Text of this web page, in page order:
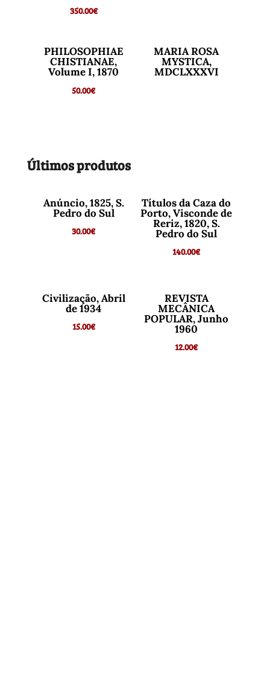
350.00€
PHILOSOPHIAE
CHISTIANAE,
Volume I, 1870
50.00€
MARIA ROSA
MYSTICA,
MDCLXXXVI
Últimos produtos
Anúncio, 1825, S.
Pedro do Sul
30.00€
Títulos da Caza do
Porto, Visconde de
Reriz, 1820, S.
Pedro do Sul
140.00€
Civilização, Abril
de 1934
15.00€
REVISTA
MECÂNICA
POPULAR, Junho
1960
12.00€